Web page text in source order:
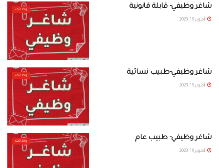
وظائف شاغر وظيفي- قابلة قانونية
أكتوبر 19, 2023
وظائف شاغر وظيفي-طبيب نسائية
أكتوبر 19, 2023
وظائف شاغر وظيفي- طبيب عام
أكتوبر 19, 2023